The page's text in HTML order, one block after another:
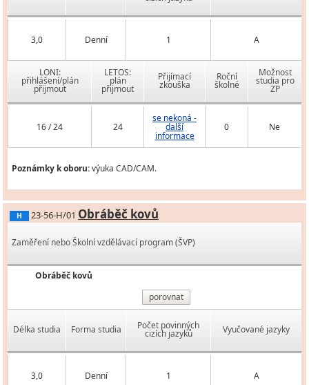
3,0 Denní 1 A
LONI:
přihlášení/plán
přijmout
LETOS:
plán
přijmout
Přijímací
zkouška
Roční
školné
Možnost
studia pro
ZP
16 / 24 24
se nekoná -
další
informace
0 Ne
Poznámky k oboru:výuka CAD/CAM.
H 23-56-H/01 Obráběč kovů
Zaměření nebo Školní vzdělávací program (ŠVP)
Obráběč kovů
porovnat
Délka studia Forma studia Počet povinných
cizích jazyků Vyučované jazyky
3,0 Denní 1 A